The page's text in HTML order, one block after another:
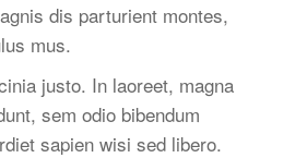
dis parturient montes,
mus.
justo. In laoreet, magna
sem odio bibendum
sapien wisi sed libero.